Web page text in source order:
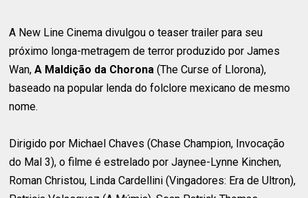
A New Line Cinema divulgou o teaser trailer para seu
próximo longa-metragem de terror produzido por James
Wan,A Maldição da Chorona (The Curse of Llorona),
baseado na popular lenda do folclore mexicano de mesmo
nome.
Dirigido por Michael Chaves (Chase Champion, Invocação
do Mal 3), o filme é estrelado por Jaynee-Lynne Kinchen,
Roman Christou, Linda Cardellini (Vingadores: Era de Ultron),